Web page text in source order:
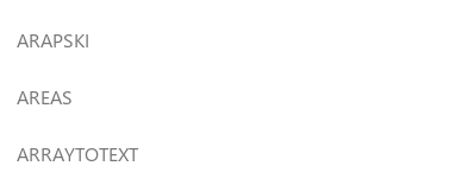
ARAPSKI
AREAS
ARRAYTOTEXT